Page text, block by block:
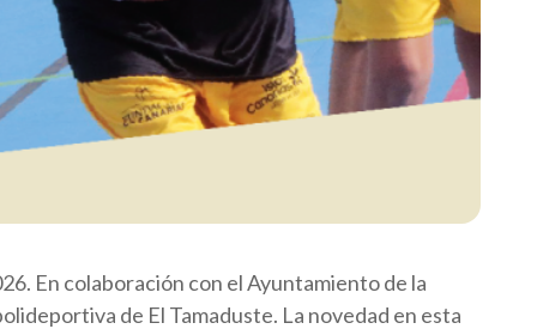
En colaboración con el Ayuntamiento de la
de El Tamaduste. La novedad en esta